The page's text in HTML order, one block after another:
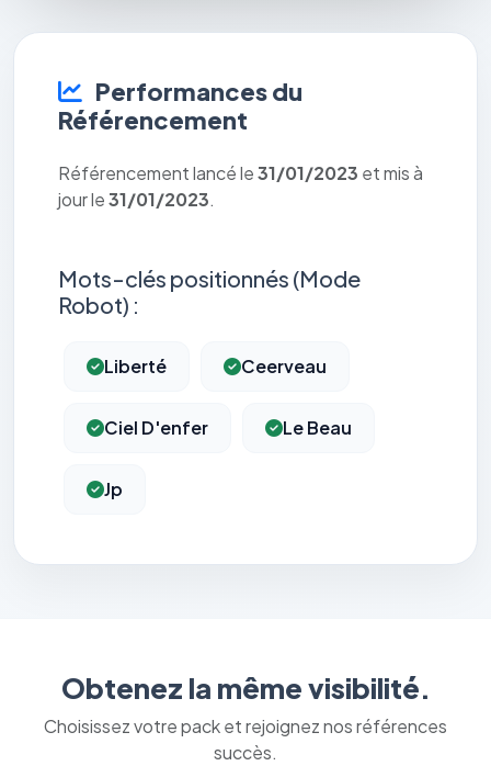
Performances du
Référencement
Référencement lancé le31/01/2023 et mis à
jour le31/01/2023.
Mots-clés positionnés (Mode
Robot) :
Liberté Ceerveau
Ciel D'enfer Le Beau
Jp
Obtenez la même visibilité.
Choisissez votre pack et rejoignez nos références
succès.